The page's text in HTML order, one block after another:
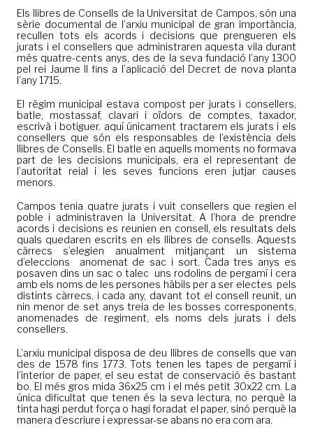
Els llibres de Consells de la Universitat de Campos, són una
sèrie documental de l’arxiu municipal de gran importància,
recullen tots els acords i decisions que prengueren els
jurats i el consellers que administraren aquesta vila durant
més quatre-cents anys, des de la seva fundació l’any 1300
pel rei Jaume II fins a l’aplicació del Decret de nova planta
l’any 1715.
El règim municipal estava compost per jurats i consellers,
batle, mostassaf, clavari i oïdors de comptes, taxador,
escrivà i botiguer. aquí únicament tractarem els jurats i els
consellers que són els responsables de l’existència dels
llibres de Consells. El batle en aquells moments no formava
part de les decisions municipals, era el representant de
l’autoritat reial i les seves funcions eren jutjar causes
menors.
Campos tenia quatre jurats i vuit consellers que regien el
poble i administraven la Universitat. A l’hora de prendre
acords i decisions es reunien en consell, els resultats dels
quals quedaren escrits en els llibres de consells. Aquests
càrrecs s’elegien anualment mitjançant un sistema
d’eleccions anomenat de sac i sort. Cada tres anys es
posaven dins un sac o talec uns rodolins de pergamí i cera
amb els noms de les persones hàbils per a ser electes pels
distints càrrecs, i cada any, davant tot el consell reunit, un
nin menor de set anys treia de les bosses corresponents,
anomenades de regiment, els noms dels jurats i dels
consellers.
L’arxiu municipal disposa de deu llibres de consells que van
des de 1578 fins 1773. Tots tenen les tapes de pergamí i
l’interior de paper, el seu estat de conservació és bastant
bo. El més gros mida 36x25 cm i el més petit 30x22 cm. La
única dificultat que tenen és la seva lectura, no perquè la
tinta hagi perdut força o hagi foradat el paper, sinó perquè la
manera d’escriure i expressar-se abans no era com ara.